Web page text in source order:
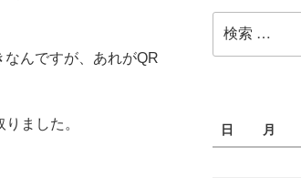
んですが、あれがQR
ました。
索:
日
月